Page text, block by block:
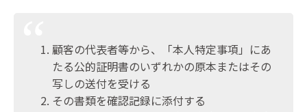
顧客の代表者等から、「本人特定事項」にあ
たる公的証明書のいずれかの原本またはその
写しの送付を受ける
その書類を確認記録に添付する